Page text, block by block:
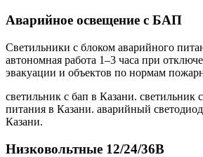
Аварийное освещение с БАП
Светильники с блоком аварийного
автономная работа 1–3 часа при
эвакуации и объектов по нормам
светильник с бап в Казани. светильник
питания в Казани. аварийный
Казани.
Низковольтные 12/24/36В